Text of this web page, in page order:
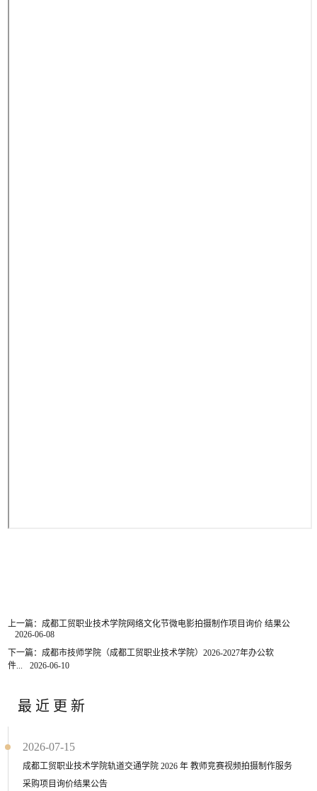
上一篇：成都工贸职业技术学院网络文化节微电影拍摄制作项目询价 结果公
2026-06-08
下一篇：成都市技师学院（成都工贸职业技术学院）2026-2027年办公软
件...
2026-06-10
最近更新
2026-07-15
成都工贸职业技术学院轨道交通学院 2026 年 教师竞赛视频拍摄制作服务
采购项目询价结果公告